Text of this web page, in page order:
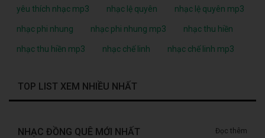
yêu thích nhạc mp3 nhạc lệ quyên nhạc lệ quyên mp3
nhạc phi nhung nhạc phi nhung mp3 nhạc thu hiền
nhạc thu hiền mp3 nhạc chế linh nhạc chế linh mp3
TOP LIST XEM NHIỀU NHẤT
NHẠC ĐỒNG QUÊ MỚI NHẤT Đọc thêm